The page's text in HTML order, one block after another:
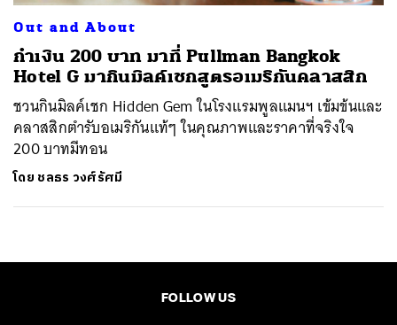
Out and About
กำเงิน 200 บาท มาที่ Pullman Bangkok
Hotel G มากินมิลค์เชกสูตรอเมริกันคลาสสิก
ชวนกินมิลค์เชก Hidden Gem ในโรงแรมพูลแมนฯ เข้มข้นและ
คลาสสิกตำรับอเมริกันแท้ๆ ในคุณภาพและราคาที่จริงใจ
200 บาทมีทอน
โดย ชลธร วงศ์รัศมี
FOLLOW US